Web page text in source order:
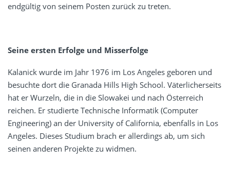
endgültig von seinem Posten zurück zu treten.
Seine ersten Erfolge und Misserfolge
Kalanick wurde im Jahr 1976 im Los Angeles geboren und
besuchte dort die Granada Hills High School. Väterlicherseits
hat er Wurzeln, die in die Slowakei und nach Österreich
reichen. Er studierte Technische Informatik (Computer
Engineering) an der University of California, ebenfalls in Los
Angeles. Dieses Studium brach er allerdings ab, um sich
seinen anderen Projekte zu widmen.